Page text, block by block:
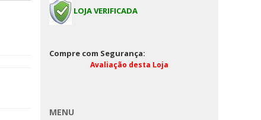
LOJA VERIFICADA
Compre com Segurança:
Avaliação desta Loja
MENU